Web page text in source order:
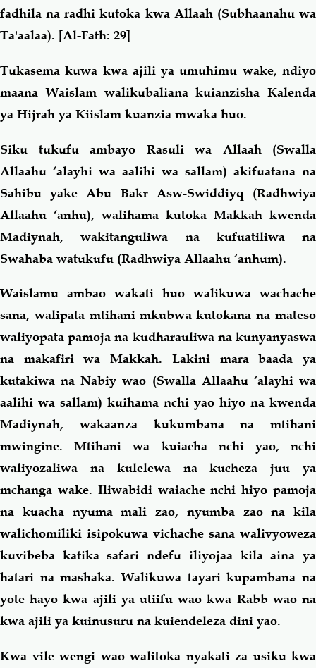
fadhila na radhi kutoka kwa Allaah (Subhaanahu wa
Ta'aalaa). [Al-Fath: 29]
Tukasema kuwa kwa ajili ya umuhimu wake, ndiyo
maana Waislam walikubaliana kuianzisha Kalenda
ya Hijrah ya Kiislam kuanzia mwaka huo.
Siku tukufu ambayo Rasuli wa Allaah (Swalla
Allaahu ‘alayhi wa aalihi wa sallam) akifuatana na
Sahibu yake Abu Bakr Asw-Swiddiyq (Radhwiya
Allaahu ‘anhu), walihama kutoka Makkah kwenda
Madiynah, wakitanguliwa na kufuatiliwa na
Swahaba watukufu (Radhwiya Allaahu ‘anhum).
Waislamu ambao wakati huo walikuwa wachache
sana, walipata mtihani mkubwa kutokana na mateso
waliyopata pamoja na kudharauliwa na kunyanyaswa
na makafiri wa Makkah. Lakini mara baada ya
kutakiwa na Nabiy wao (Swalla Allaahu ‘alayhi wa
aalihi wa sallam) kuihama nchi yao hiyo na kwenda
Madiynah, wakaanza kukumbana na mtihani
mwingine. Mtihani wa kuiacha nchi yao, nchi
waliyozaliwa na kulelewa na kucheza juu ya
mchanga wake. Iliwabidi waiache nchi hiyo pamoja
na kuacha nyuma mali zao, nyumba zao na kila
walichomiliki isipokuwa vichache sana walivyoweza
kuvibeba katika safari ndefu iliyojaa kila aina ya
hatari na mashaka. Walikuwa tayari kupambana na
yote hayo kwa ajili ya utiifu wao kwa Rabb wao na
kwa ajili ya kuinusuru na kuiendeleza dini yao.
Kwa vile wengi wao walitoka nyakati za usiku kwa